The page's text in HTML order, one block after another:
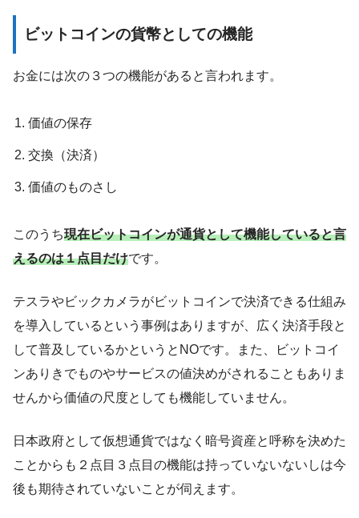
ビットコインの貨幣としての機能
お金には次の３つの機能があると言われます。
価値の保存
交換（決済）
価値のものさし
このうち現在ビットコインが通貨として機能していると言
えるのは１点目だけです。
テスラやビックカメラがビットコインで決済できる仕組み
を導入しているという事例はありますが、広く決済手段と
して普及しているかというとNOです。また、ビットコイ
ンありきでものやサービスの値決めがされることもありま
せんから価値の尺度としても機能していません。
日本政府として仮想通貨ではなく暗号資産と呼称を決めた
ことからも２点目３点目の機能は持っていないないしは今
後も期待されていないことが伺えます。